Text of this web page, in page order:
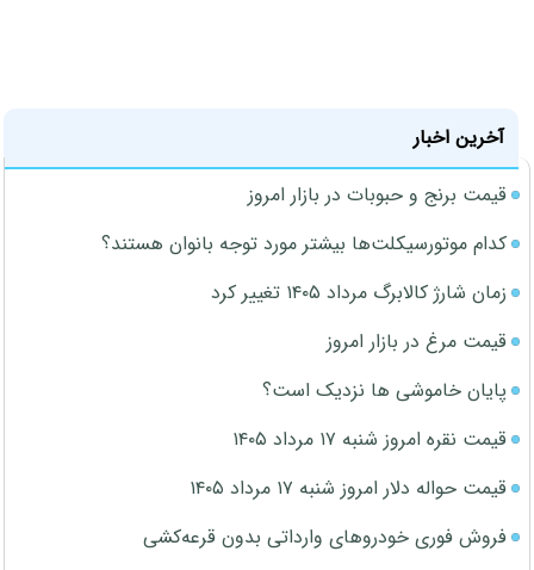
آخرین اخبار
قیمت برنج و حبوبات در بازار امروز
کدام موتورسیکلت‌ها بیشتر مورد توجه بانوان هستند؟
زمان شارژ کالابرگ مرداد ۱۴۰۵ تغییر کرد
قیمت مرغ در بازار امروز
پایان خاموشی ها نزدیک است؟
قیمت نقره امروز شنبه ۱۷ مرداد ۱۴۰۵
قیمت حواله دلار امروز شنبه ۱۷ مرداد ۱۴۰۵
فروش فوری خودروهای وارداتی بدون قرعه‌کشی